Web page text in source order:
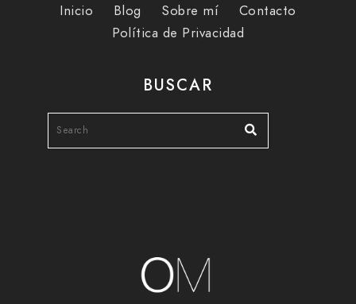
Inicio Blog Sobre mí
Contacto
Política de Privacidad
BUSCAR